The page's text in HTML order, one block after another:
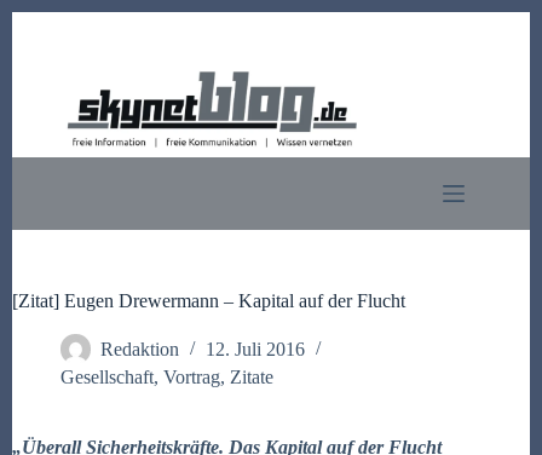
[Zitat] Eugen Drewermann – Kapital auf der Flucht
Redaktion
12. Juli 2016
Gesellschaft, Vortrag, Zitate
„Überall Sicherheitskräfte. Das Kapital auf der Flucht